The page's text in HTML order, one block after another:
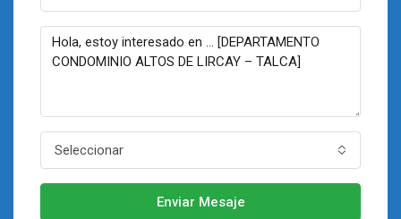
Seleccionar
Enviar Mesaje